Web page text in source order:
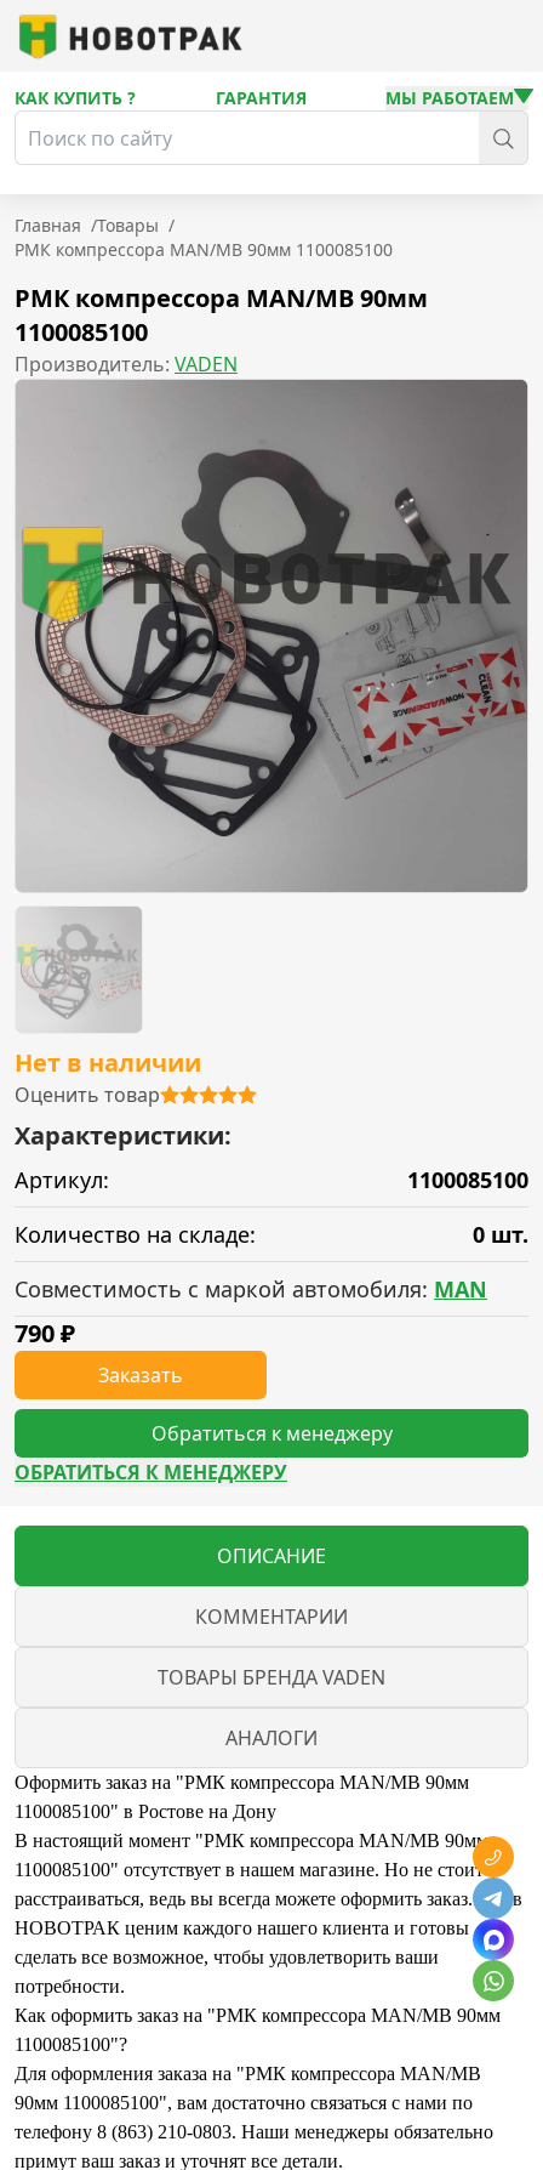
КАК КУПИТЬ ? ГАРАНТИЯ МЫ РАБОТАЕМ
Главная /Товары /
РМК компрессора MAN/MB 90мм 1100085100
РМК компрессора MAN/MB 90мм
1100085100
Производитель: VADEN
Нет в наличии
Оценить товар
Характеристики:
Артикул:
1100085100
Количество на складе:
0 шт.
Совместимость с маркой автомобиля: MAN
790₽
Заказать
Обратиться к менеджеру
ОБРАТИТЬСЯ К МЕНЕДЖЕРУ
ОПИСАНИЕ
КОММЕНТАРИИ
ТОВАРЫ БРЕНДА VADEN
АНАЛОГИ
Оформить заказ на "РМК компрессора MAN/MB 90мм
1100085100" в Ростове на Дону
В настоящий момент "РМК компрессора MAN/MB 90мм
1100085100" отсутствует в нашем магазине. Но не стоит
расстраиваться, ведь вы всегда можете оформить заказ. Мы в
НОВОТРАК ценим каждого нашего клиента и готовы
сделать все возможное, чтобы удовлетворить ваши
потребности.
Как оформить заказ на "РМК компрессора MAN/MB 90мм
1100085100"?
Для оформления заказа на "РМК компрессора MAN/MB
90мм 1100085100", вам достаточно связаться с нами по
телефону 8 (863) 210-0803. Наши менеджеры обязательно
примут ваш заказ и уточнят все детали.